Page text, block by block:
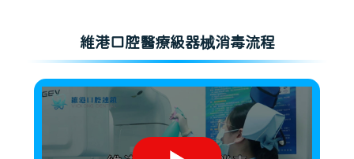
維港口腔醫療級器械消毒流程